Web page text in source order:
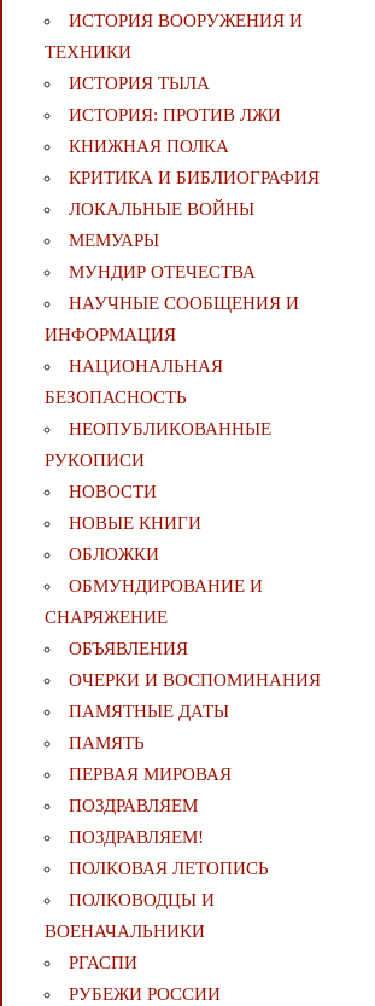
ИСТОРИЯ ВООРУЖЕНИЯ И
ТЕХНИКИ
ИСТОРИЯ ТЫЛА
ИСТОРИЯ: ПРОТИВ ЛЖИ
КНИЖНАЯ ПОЛКА
КРИТИКА И БИБЛИОГРАФИЯ
ЛОКАЛЬНЫЕ ВОЙНЫ
МЕМУАРЫ
МУНДИР ОТЕЧЕСТВА
НАУЧНЫЕ СООБЩЕНИЯ И
ИНФОРМАЦИЯ
НАЦИОНАЛЬНАЯ
БЕЗОПАСНОСТЬ
НЕОПУБЛИКОВАННЫЕ
РУКОПИСИ
НОВОСТИ
НОВЫЕ КНИГИ
ОБЛОЖКИ
ОБМУНДИРОВАНИЕ И
СНАРЯЖЕНИЕ
ОБЪЯВЛЕНИЯ
ОЧЕРКИ И ВОСПОМИНАНИЯ
ПАМЯТНЫЕ ДАТЫ
ПАМЯТЬ
ПЕРВАЯ МИРОВАЯ
ПОЗДРАВЛЯЕМ
ПОЗДРАВЛЯЕМ!
ПОЛКОВАЯ ЛЕТОПИСЬ
ПОЛКОВОДЦЫ И
ВОЕНАЧАЛЬНИКИ
РГАСПИ
РУБЕЖИ РОССИИ